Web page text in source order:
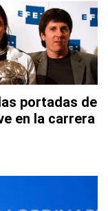
portadas de
en la carrera